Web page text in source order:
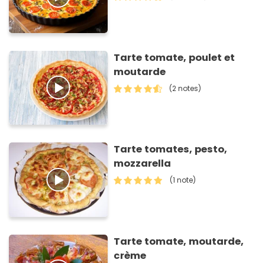
Tarte tomate, poulet et
moutarde
(2 notes)
Tarte tomates, pesto,
mozzarella
(1 note)
Tarte tomate, moutarde,
crème